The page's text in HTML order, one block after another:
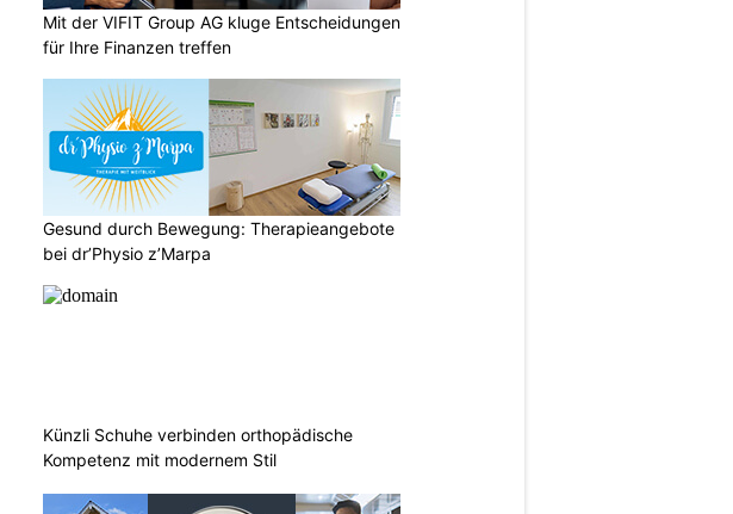
Mit der VIFIT Group AG kluge Entscheidungen
für Ihre Finanzen treffen
Gesund durch Bewegung: Therapieangebote
bei dr’Physio z’Marpa
Künzli Schuhe verbinden orthopädische
Kompetenz mit modernem Stil